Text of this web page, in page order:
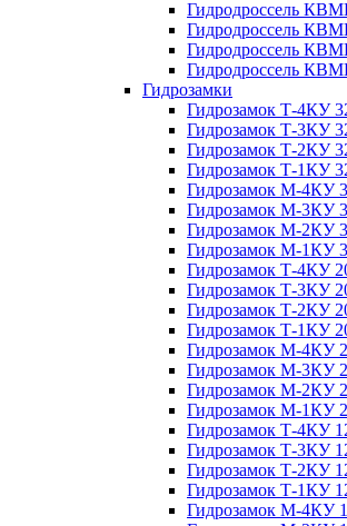
Гидродроссель
Гидродроссель
Гидродроссель
Гидродроссель
Гидрозамки
Гидрозамок Т-4КУ
Гидрозамок Т-3КУ
Гидрозамок Т-2КУ
Гидрозамок Т-1КУ
Гидрозамок М-4КУ
Гидрозамок М-3КУ
Гидрозамок М-2КУ
Гидрозамок М-1КУ
Гидрозамок Т-4КУ
Гидрозамок Т-3КУ
Гидрозамок Т-2КУ
Гидрозамок Т-1КУ
Гидрозамок М-4КУ
Гидрозамок М-3КУ
Гидрозамок М-2КУ
Гидрозамок М-1КУ
Гидрозамок Т-4КУ
Гидрозамок Т-3КУ
Гидрозамок Т-2КУ
Гидрозамок Т-1КУ
Гидрозамок М-4КУ